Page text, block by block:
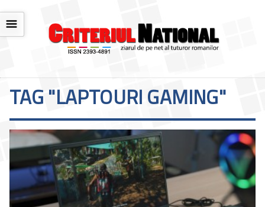
☰
TAG "LAPTOURI GAMING"